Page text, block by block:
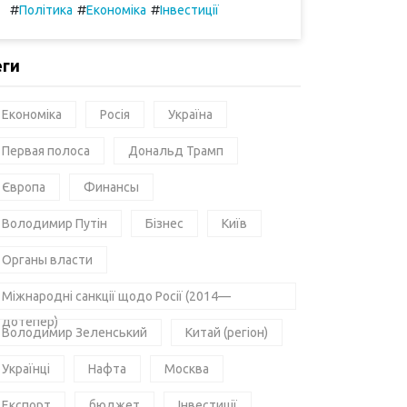
#Політика #Економіка #Інвестиції
Економіка Росія Україна
Первая полоса Дональд Трамп
Європа Финансы
Володимир Путін Бізнес Київ
Органы власти
Міжнародні санкції щодо Росії (2014—
дотепер)
Володимир Зеленський Китай (регіон)
Українці Нафта Москва